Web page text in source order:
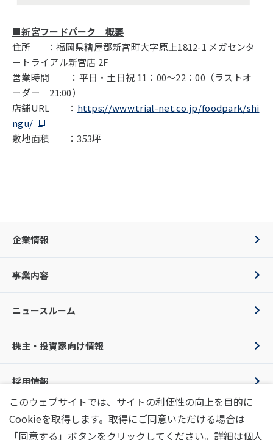
■新宮フードパーク 概要
住所 ：福岡県糟屋郡新宮町大字原上1812-1 メガセンタ
ートライアル新宮店 2F
営業時間 ：平日・土日祝 11：00〜22：00（ラストオ
ーダー 21:00）
店舗URL ： https://www.trial-net.co.jp/foodpark/shi
ngu/
敷地面積 ：353坪
企業情報
事業内容
ニュースルーム
株主・投資家向け情報
採用情報
情報セキュリティポリシー行動規範画像規約サイトマップ
このウェブサイトでは、サイトの利便性の向上を目的に
Cookieを取得します。取得にご同意いただける場合は
「同意する」ボタンをクリックしてください。詳細は個人